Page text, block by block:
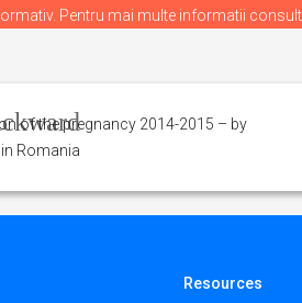
Pentru mai multe informatii
of the pregnancy 2014-2015 – by
Romania
Resources